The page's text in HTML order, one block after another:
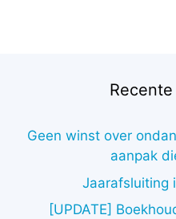
Geen winst over
aanpak
Jaarafsluiting
[UPDATE]